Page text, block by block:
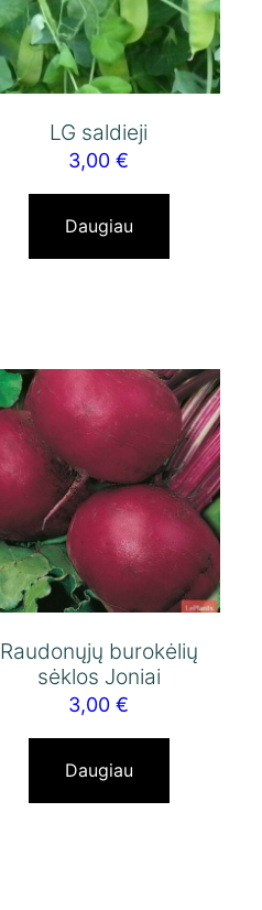
LG saldieji
3,00€
Daugiau
Raudonųjų burokėlių
sėklos Joniai
3,00€
Daugiau